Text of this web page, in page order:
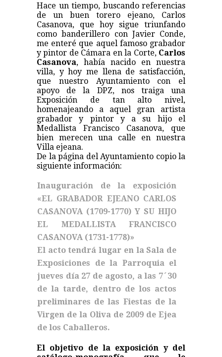
Hace un tiempo, buscando referencias
de un buen torero ejeano, Carlos
Casanova, que hoy sigue triunfando
como banderillero con Javier Conde,
me enteré que aquel famoso grabador
y pintor de Cámara en la Corte, Carlos
Casanova, había nacido en nuestra
villa, y hoy me llena de satisfacción,
que nuestro Ayuntamiento con el
apoyo de la DPZ, nos traiga una
Exposición de tan alto nivel,
homenajeando a aquel gran artista
grabador y pintor y a su hijo el
Medallista Francisco Casanova, que
bien merecen una calle en nuestra
Villa ejeana.
De la página del Ayuntamiento copio la
siguiente información:
Inauguración de la exposición
«EL GRABADOR EJEANO CARLOS
CASANOVA (1709-1770) Y SU HIJO
EL MEDALLISTA FRANCISCO
CASANOVA (1731-1778)»
El acto tendrá lugar en la Sala de
Exposiciones de la Parroquia el
jueves día 27 de agosto, a las 7´30
de la tarde, dentro de los actos
preliminares de las Fiestas de la
Virgen de la Oliva de 2009 de Ejea
de los Caballeros.
El objetivo de la exposición y del